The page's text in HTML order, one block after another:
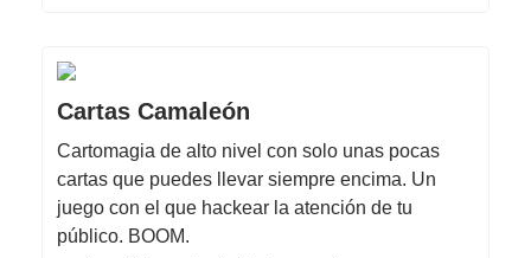
Cartas Camaleón
Cartomagia de alto nivel con solo unas pocas
cartas que puedes llevar siempre encima. Un
juego con el que hackear la atención de tu
público. BOOM.